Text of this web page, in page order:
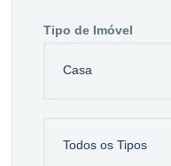
Tipo de Imóvel
Casa
Todos os Tipos